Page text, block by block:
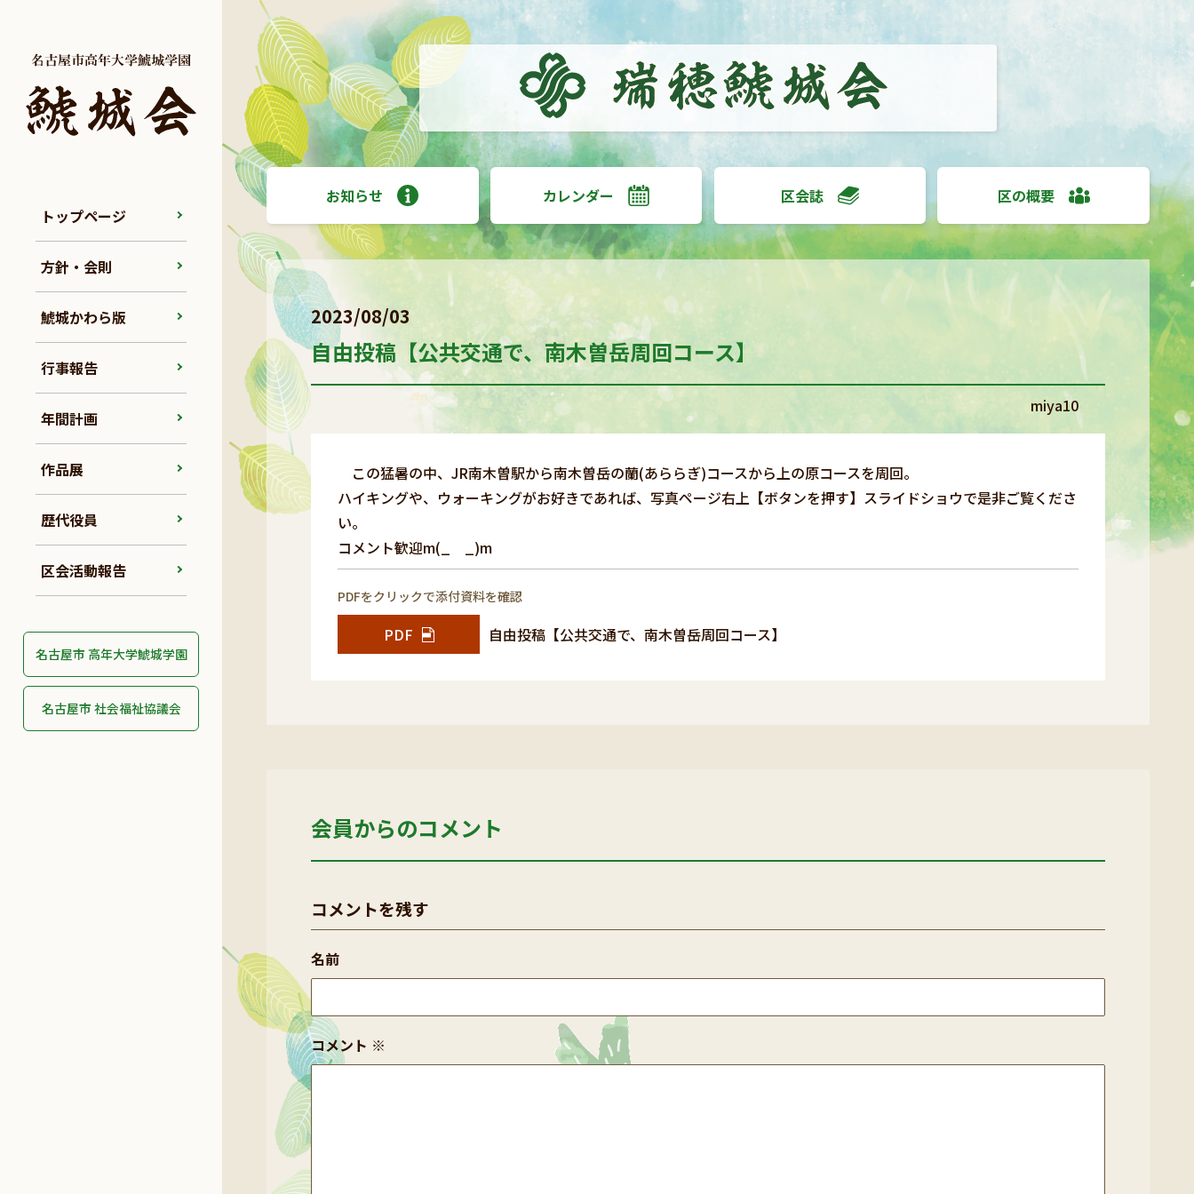
トップページ
方針・会則
鯱城かわら版
行事報告
年間計画
作品展
歴代役員
区会活動報告
名古屋市 高年大学鯱城学園
名古屋市 社会福祉協議会
お知らせ カレンダー 区会誌 区の概要
2023/08/03
自由投稿【公共交通で、南木曽岳周回コース】
miya10
この猛暑の中、JR南木曽駅から南木曽岳の蘭(あららぎ)コースから上の原コースを周回。
ハイキングや、ウォーキングがお好きであれば、写真ページ右上【ボタンを押す】スライドショウで是非ご覧くださ
い。
コメント歓迎m(_ _)m
PDFをクリックで添付資料を確認
PDF 自由投稿【公共交通で、南木曽岳周回コース】
会員からのコメント
コメントを残す
コメント ※
名前